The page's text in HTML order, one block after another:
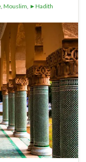
Mouslim ►Hadith